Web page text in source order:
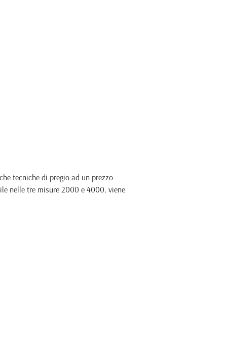
tecniche di pregio ad un prezzo
nelle tre misure 2000 e 4000, viene